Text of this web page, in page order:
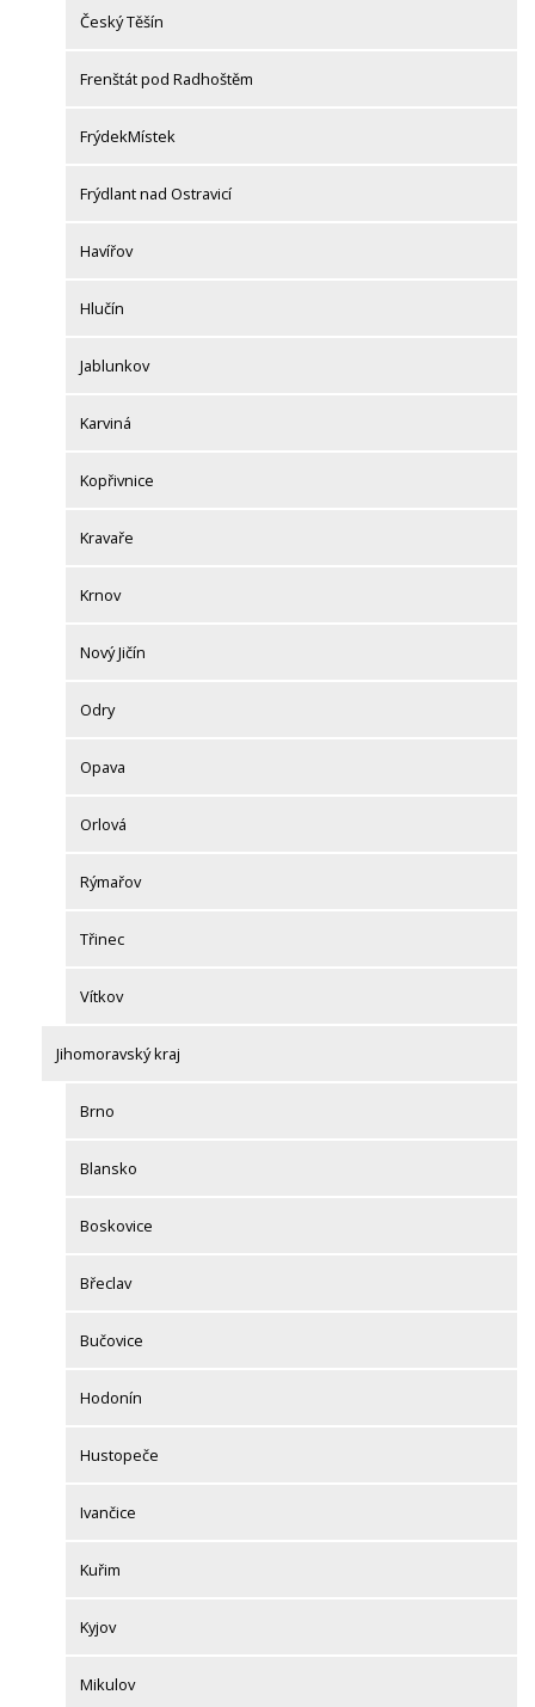
Český Těšín
Frenštát pod Radhoštěm
FrýdekMístek
Frýdlant nad Ostravicí
Havířov
Hlučín
Jablunkov
Karviná
Kopřivnice
Kravaře
Krnov
Nový Jičín
Odry
Opava
Orlová
Rýmařov
Třinec
Vítkov
Jihomoravský kraj
Brno
Blansko
Boskovice
Břeclav
Bučovice
Hodonín
Hustopeče
Ivančice
Kuřim
Kyjov
Mikulov